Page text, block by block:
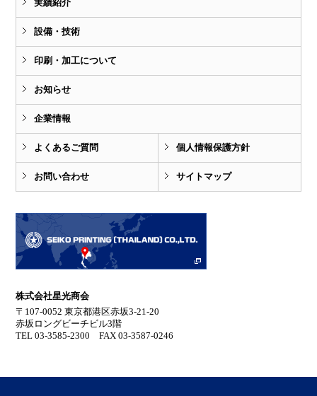
実績紹介
設備・技術
印刷・加工について
お知らせ
企業情報
よくあるご質問 個人情報保護方針
お問い合わせ サイトマップ
株式会社星光商会
〒107-0052 東京都港区赤坂3-21-20
赤坂ロングビーチビル3階
TEL 03-3585-2300 FAX 03-3587-0246